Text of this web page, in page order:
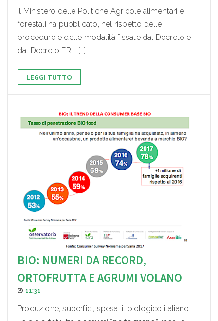
Il Ministero delle Politiche Agricole alimentari e
forestali ha pubblicato, nel rispetto delle
procedure e delle modalità fissate dal Decreto e
dal Decreto FRI , […]
LEGGI TUTTO
BIO: NUMERI DA RECORD,
ORTOFRUTTA E AGRUMI VOLANO
11:31
Produzione, superfici, spesa: il biologico italiano